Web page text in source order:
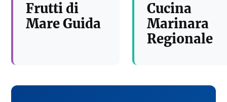
Frutti di
Mare Guida
Cucina
Marinara
Regionale